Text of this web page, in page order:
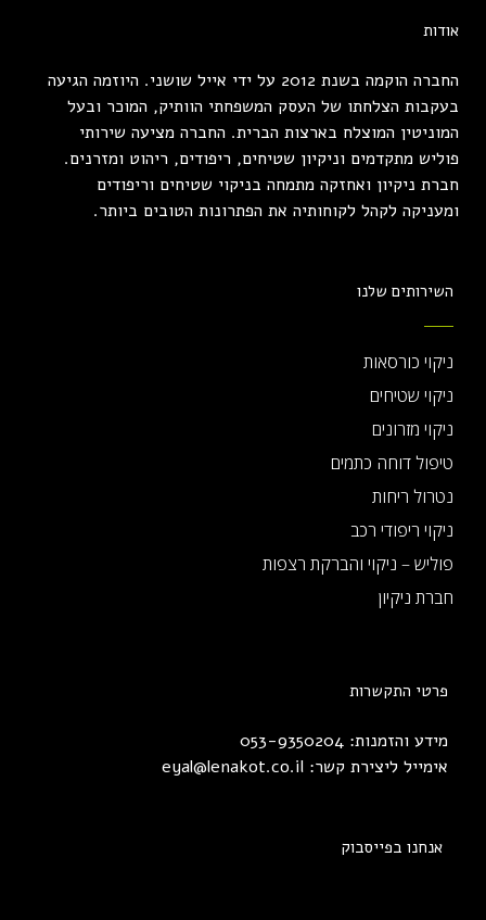
אודות
החברה הוקמה בשנת 2012 על ידי אייל שושני. היוזמה הגיעה
בעקבות הצלחתו של העסק המשפחתי הוותיק, המוכר ובעל
המוניטין המוצלח בארצות הברית. החברה מציעה שירותי
פוליש מתקדמים וניקיון שטיחים, ריפודים, ריהוט ומזרנים.
חברת ניקיון ואחזקה מתמחה בניקוי שטיחים וריפודים
ומעניקה לקהל לקוחותיה את הפתרונות הטובים ביותר.
השירותים שלנו
ניקוי כורסאות
ניקוי שטיחים
ניקוי מזרונים
טיפול דוחה כתמים
נטרול ריחות
ניקוי ריפודי רכב
פוליש – ניקוי והברקת רצפות
חברת ניקיון
פרטי התקשרות
מידע והזמנות: 053-9350204
אימייל ליצירת קשר: eyal@lenakot.co.il
אנחנו בפייסבוק